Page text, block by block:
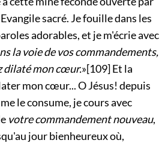
sacré. Je fouille dans les
adorables, et je m'écrie avec
la voie de vos commandements,
dilaté mon cœur.»[109]Et la
moncœur... O Jésus! depuis
le consume, je cours avec
votre commandement nouveau,
jour bienheureux où,